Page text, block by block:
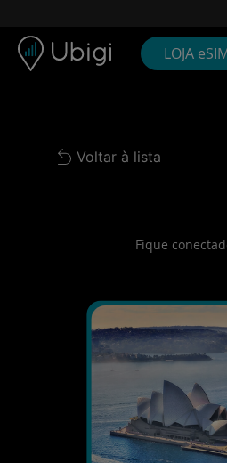
LOJA
Back to list
Voltar à lista
Fique